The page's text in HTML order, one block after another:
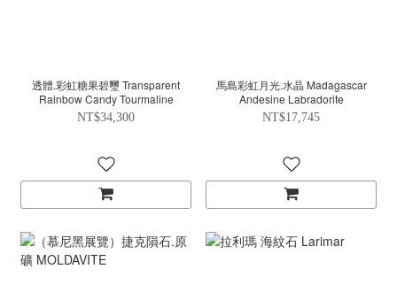
透體.彩虹糖果碧璽 Transparent
Rainbow Candy Tourmaline
NT$34,300
馬島彩虹月光.水晶 Madagascar
Andesine Labradorite
NT$17,745